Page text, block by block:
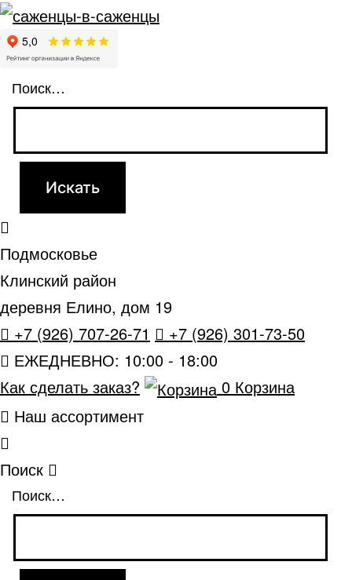
Поиск…
Подмосковье
Клинский район
деревня Елино, дом 19
+7 (926) 707-26-71
+7 (926) 301-73-50
ЕЖЕДНЕВНО: 10:00 - 18:00
Как сделать заказ?
0 Корзина
Наш ассортимент
Поиск
Поиск…